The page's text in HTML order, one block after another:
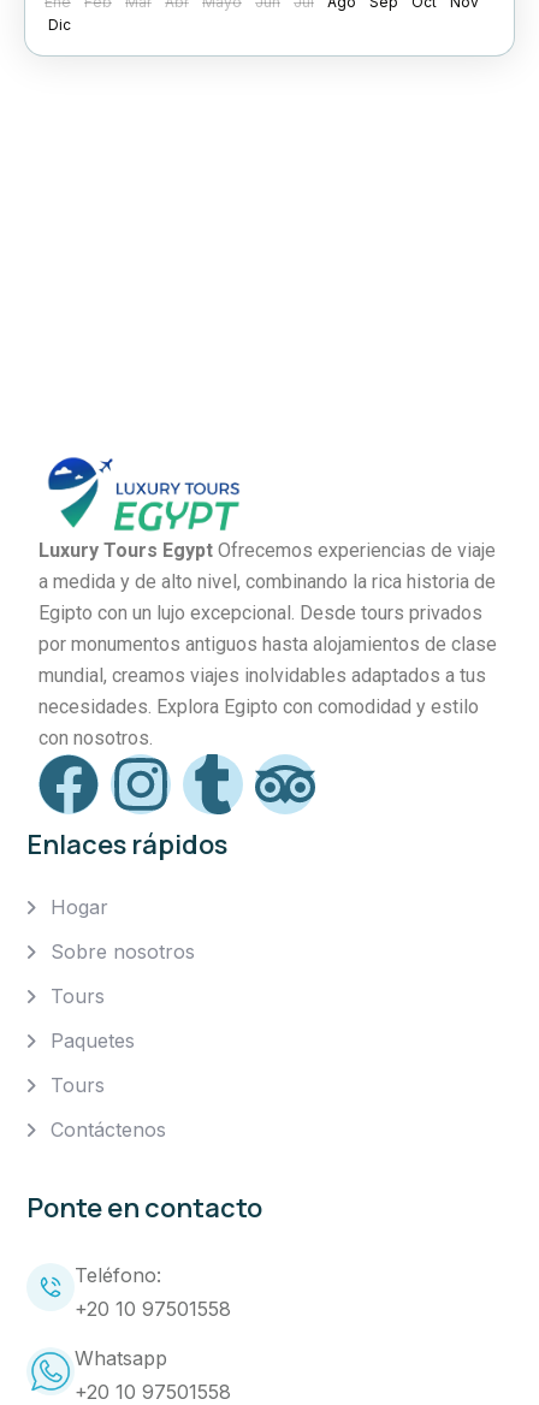
Dic
Luxury Tours Egypt Ofrecemos experiencias de viaje
a medida y de alto nivel, combinando la rica historia de
Egipto con un lujo excepcional. Desde tours privados
por monumentos antiguos hasta alojamientos de clase
mundial, creamos viajes inolvidables adaptados a tus
necesidades. Explora Egipto con comodidad y estilo
con nosotros.
Enlaces rápidos
Hogar
Sobre nosotros
Tours
Paquetes
Tours
Contáctenos
Ponte en contacto
Teléfono:
+20 10 97501558
Whatsapp
+20 10 97501558